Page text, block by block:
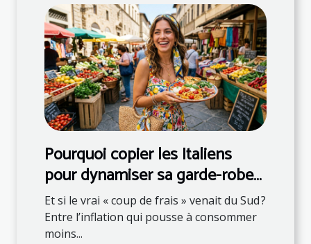
Pourquoi copier les Italiens
pour dynamiser sa garde-robe
et son assiette
Et si le vrai « coup de frais » venait du Sud ?
Entre l’inflation qui pousse à consommer
moins...